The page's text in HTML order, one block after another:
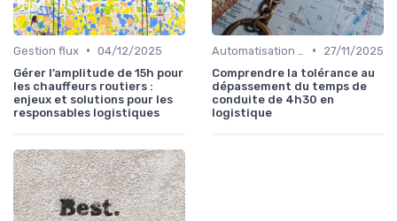
Gestion flux • 04/12/2025
Gérer l’amplitude de 15h pour
les chauffeurs routiers :
enjeux et solutions pour les
responsables logistiques
•
27/11/2025
Comprendre la tolérance au
dépassement du temps de
conduite de 4h30 en
logistique